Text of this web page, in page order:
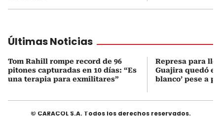
Últimas Noticias
Tom Rahill rompe record de 96
pitones capturadas en 10 días: “Es
una terapia para exmilitares”
Represa para
Guajira quedó en
blanco’ pese a
© CARACOL S.A. Todos los derechos reservados.